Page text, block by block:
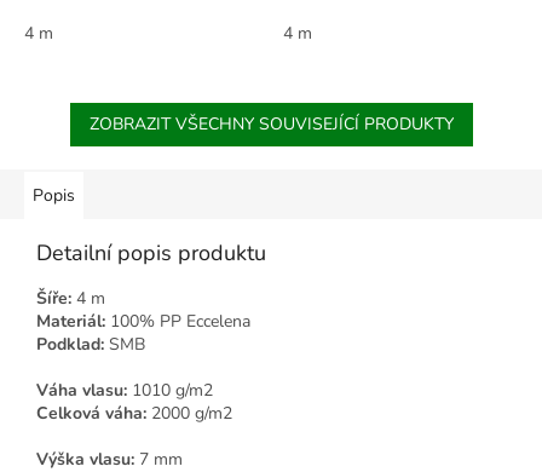
odolný, komfortní, role 400 cm.
4 m
dobrý komfort, zátěž 22.
4 m
ZOBRAZIT VŠECHNY SOUVISEJÍCÍ PRODUKTY
Popis
Detailní popis produktu
Šíře: 4 m
Materiál: 100% PP Eccelena
Podklad: SMB
Váha vlasu: 1010 g/m2
Celková váha: 2000 g/m2
Výška vlasu: 7 mm